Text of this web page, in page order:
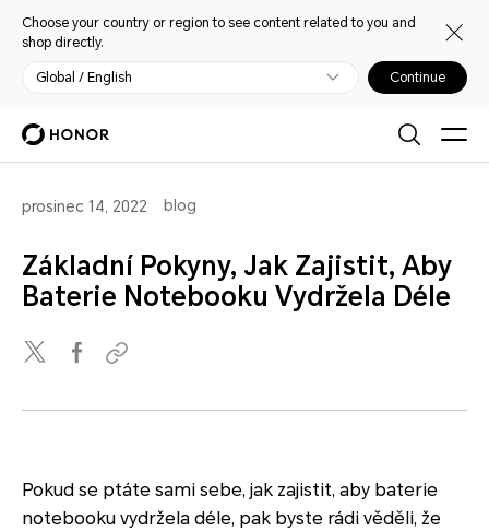
Choose your country or region to see content related to you and
shop directly.
Global / English Continue
prosinec 14, 2022 blog
Základní Pokyny, Jak Zajistit, Aby
Baterie Notebooku Vydržela Déle
Pokud se ptáte sami sebe, jak zajistit, aby baterie
notebooku vydržela déle, pak byste rádi věděli, že